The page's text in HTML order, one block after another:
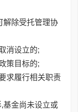
除受托管理协
消设立的;
策目标的;
求履行相关职责
金尚未设立或